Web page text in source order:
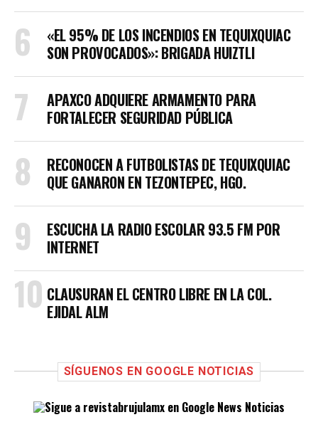
«EL 95% DE LOS INCENDIOS EN TEQUIXQUIAC
SON PROVOCADOS»: BRIGADA HUIZTLI
APAXCO ADQUIERE ARMAMENTO PARA
FORTALECER SEGURIDAD PÚBLICA
RECONOCEN A FUTBOLISTAS DE TEQUIXQUIAC
QUE GANARON EN TEZONTEPEC, HGO.
ESCUCHA LA RADIO ESCOLAR 93.5 FM POR
INTERNET
CLAUSURAN EL CENTRO LIBRE EN LA COL.
EJIDAL ALM
SÍGUENOS EN GOOGLE NOTICIAS